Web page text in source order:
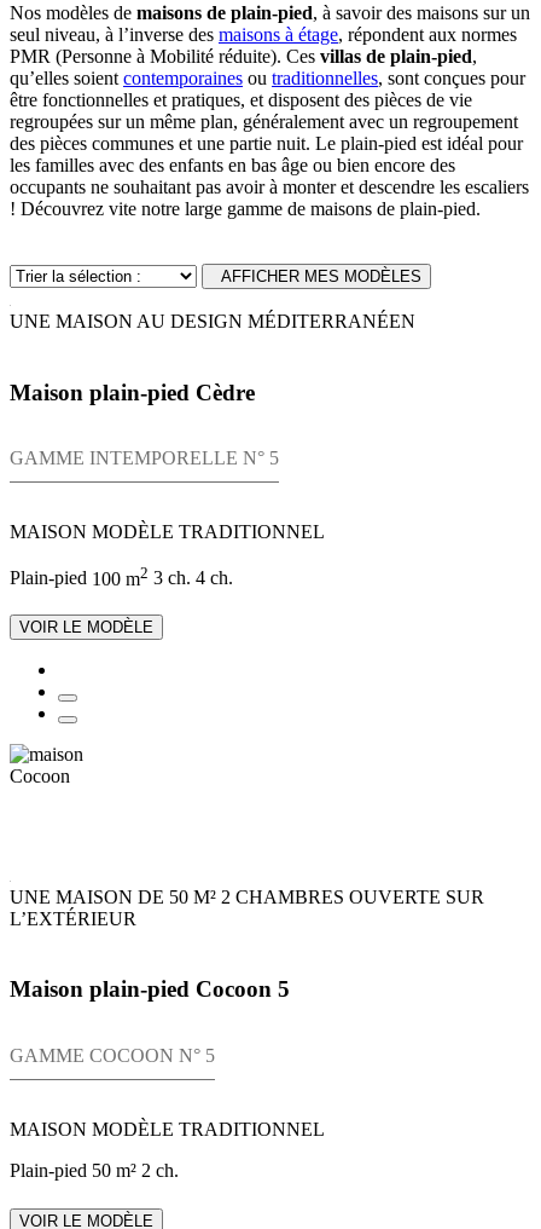
Nos modèles de maisons de plain-pied, à savoir des maisons sur un
seul niveau, à l’inverse des maisons à étage, répondent aux normes
PMR (Personne à Mobilité réduite). Ces villas de plain-pied,
qu’elles soient contemporaines ou traditionnelles, sont conçues pour
être fonctionnelles et pratiques, et disposent des pièces de vie
regroupées sur un même plan, généralement avec un regroupement
des pièces communes et une partie nuit. Le plain-pied est idéal pour
les familles avec des enfants en bas âge ou bien encore des
occupants ne souhaitant pas avoir à monter et descendre les escaliers
! Découvrez vite notre large gamme de maisons de plain-pied.
AFFICHER MES MODÈLES
UNE MAISON AU DESIGN MÉDITERRANÉEN
Maison plain-pied Cèdre
GAMME INTEMPORELLE N° 5
MAISON MODÈLE TRADITIONNEL
Plain-pied 100 m2 3 ch. 4 ch.
VOIR LE MODÈLE
UNE MAISON DE 50 M² 2 CHAMBRES OUVERTE SUR
L’EXTÉRIEUR
Maison plain-pied Cocoon 5
GAMME COCOON N° 5
MAISON MODÈLE TRADITIONNEL
Plain-pied 50 m² 2 ch.
VOIR LE MODÈLE